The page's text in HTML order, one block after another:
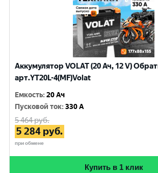
Аккумулятор VOLAT (20 Ач, 12 V)
арт.YT20L-4(MF)Volat
Емкость:20 Ач
Пусковой ток:330 A
5 464руб.
5 284 руб.
при обмене
Купить в 1 клик